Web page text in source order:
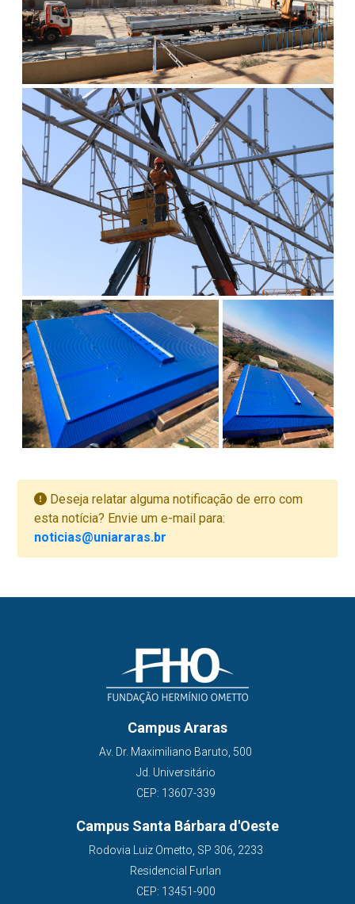
Deseja relatar alguma notificação de erro com
esta notícia? Envie um e-mail para:
noticias@uniararas.br
Campus Araras
Av. Dr. Maximiliano Baruto, 500
Jd. Universitário
CEP: 13607-339
Campus Santa Bárbara d'Oeste
Rodovia Luiz Ometto, SP 306, 2233
Residencial Furlan
CEP: 13451-900